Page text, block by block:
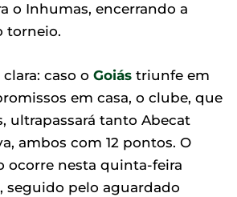
o Inhumas, encerrando a
torneio.
caso o Goiás triunfe em
em casa, o clube, que
ultrapassará tanto Abecat
ambos com 12 pontos. O
ocorre nesta quinta-feira
seguido pelo aguardado